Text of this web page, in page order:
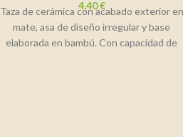
4,40€
Taza de cerámica con acabado exterior en
mate, asa de diseño irregular y base
elaborada en bambú. Con capacidad de